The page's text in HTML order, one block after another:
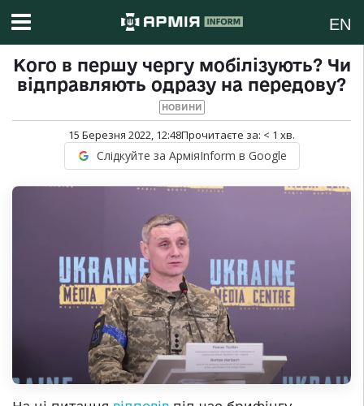
EN
Кого в першу чергу мобілізують? Чи
відправляють одразу на передову?
НОВИНИ
15 Березня 2022, 12:48Прочитаєте за: < 1 хв.
Слідкуйте за АрміяInform в Google